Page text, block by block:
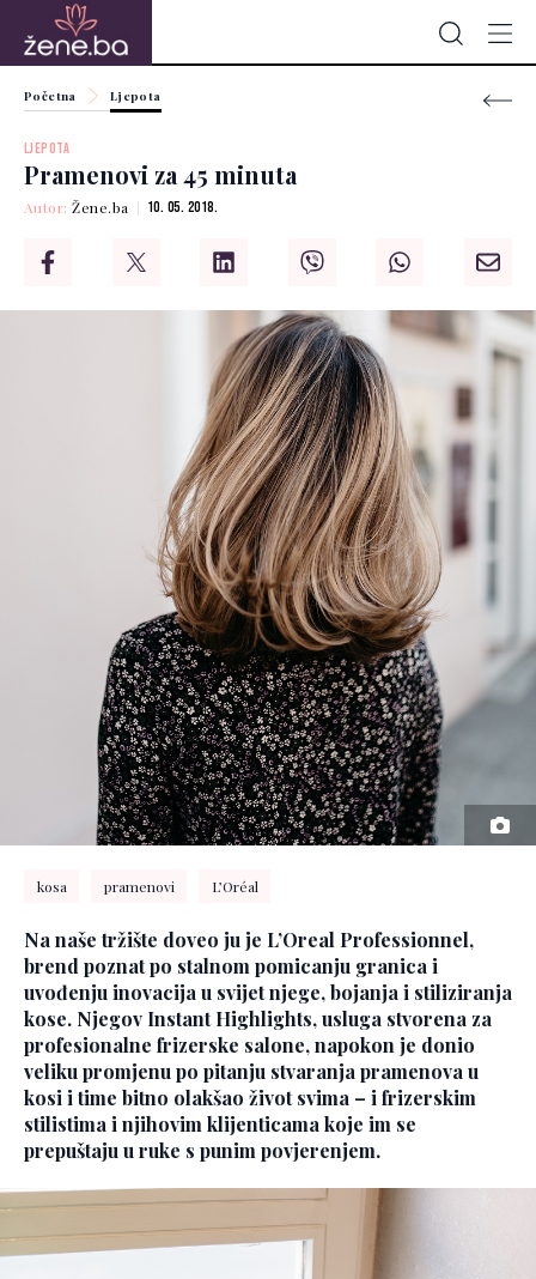
Početna Ljepota
LJEPOTA
Pramenovi za 45 minuta
Autor:Žene.ba 10. 05. 2018.
kosa pramenovi L’Oréal
Na naše tržište doveo ju je L’Oreal Professionnel,
brend poznat po stalnom pomicanju granica i
uvođenju inovacija u svijet njege, bojanja i stiliziranja
kose. Njegov Instant Highlights, usluga stvorena za
profesionalne frizerske salone, napokon je donio
veliku promjenu po pitanju stvaranja pramenova u
kosi i time bitno olakšao život svima – i frizerskim
stilistima i njihovim klijenticama koje im se
prepuštaju u ruke s punim povjerenjem.